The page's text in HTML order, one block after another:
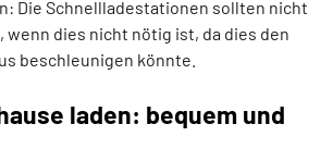
Die Schnellladestationen sollten nicht
dies nicht nötig ist, da dies den
beschleunigen könnte.
laden: bequem und